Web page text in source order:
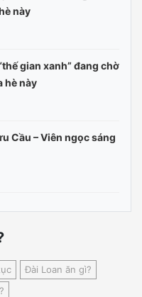
này
gian xanh” đang chờ
hè này
Cầu – Viên ngọc sáng
Đài Loan ăn gì?